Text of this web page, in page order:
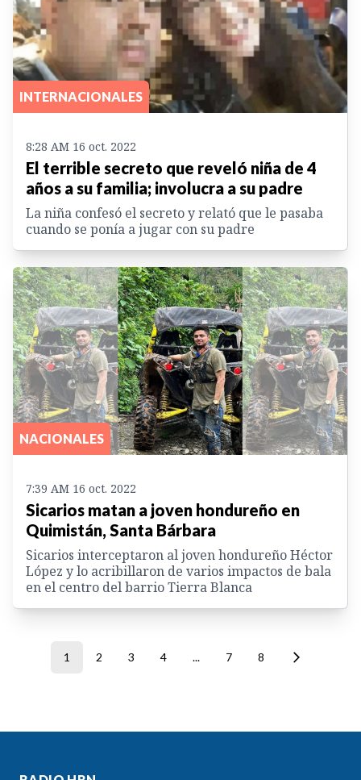
INTERNACIONALES
8:28 AM 16 oct. 2022
El terrible secreto que reveló niña de 4
años a su familia; involucra a su padre
La niña confesó el secreto y relató que le pasaba
cuando se ponía a jugar con su padre
NACIONALES
7:39 AM 16 oct. 2022
Sicarios matan a joven hondureño en
Quimistán, Santa Bárbara
Sicarios interceptaron al joven hondureño Héctor
López y lo acribillaron de varios impactos de bala
en el centro del barrio Tierra Blanca
1 2 3 4 ... 7 8